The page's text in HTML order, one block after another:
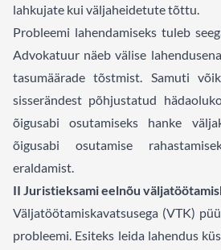
lahkujate kui väljaheidetute tõttu.
Probleemi lahendamiseks tuleb
Advokatuur näeb välise
tasumäärade tõstmist. Samuti
sisserändest põhjustatud
õigusabi osutamiseks hanke
õigusabi osutamise
eraldamist.
II Juristieksami eelnõu
Väljatöötamiskavatsusega (VTK)
probleemi. Esiteks leida lahendus